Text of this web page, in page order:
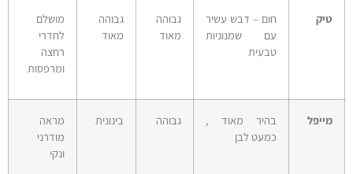
טיק
חום – דבש עשיר
עם שמנוניות
טבעית
גבוהה
מאוד
גבוהה
מאוד
מושלם
לחדרי
רחצה
ומרפסות
מייפל
בהיר מאוד ,
כמעט לבן
גבוהה בינונית
מראה
מודרני
ונקי